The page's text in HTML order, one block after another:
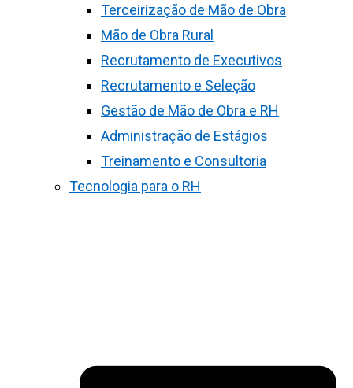
Terceirização de Mão de Obra
Mão de Obra Rural
Recrutamento de Executivos
Recrutamento e Seleção
Gestão de Mão de Obra e RH
Administração de Estágios
Treinamento e Consultoria
Tecnologia para o RH